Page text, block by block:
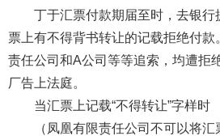
丁于汇票付款期届至时，去银行
票上有不得背书转让的记载拒绝付
责任公司和A公司等等追索，均遭拒
厂告上法庭。
当汇票上记载“不得转让”字样时
（凤凰有限责任公司不可以将